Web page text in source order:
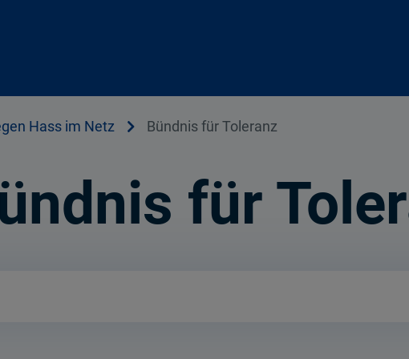
Hass im Netz Bündnis für Toleranz
für